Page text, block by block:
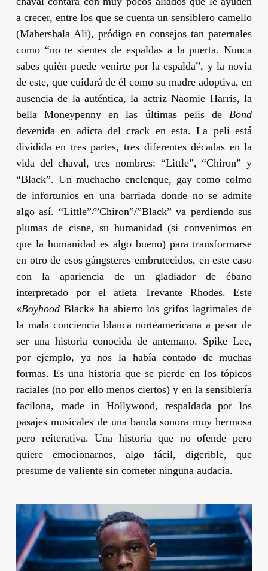
a crecer, entre los que se cuenta un sensiblero camello
(Mahershala Ali), pródigo en consejos tan paternales
como “no te sientes de espaldas a la puerta. Nunca
sabes quién puede venirte por la espalda”, y la novia
de este, que cuidará de él como su madre adoptiva, en
ausencia de la auténtica, la actrizNaomie Harris, la
bella Moneypenny en las últimas pelis de Bond
devenida en adicta del crack en esta. La peli está
dividida en tres partes, tres diferentes décadas en la
vida del chaval, tres nombres: “Little”, “Chiron” y
“Black”. Un muchacho enclenque, gay como colmo
de infortunios en una barriada donde no se admite
algo así. “Little”/”Chiron”/”Black” va perdiendo sus
plumas de cisne, su humanidad (si convenimos en
que la humanidad es algo bueno) para transformarse
en otro de esos gángsteres embrutecidos, en este caso
con la apariencia de un gladiador de ébano
interpretado por el atletaTrevante Rhodes. Este
«Boyhood Black» ha abierto los grifos lagrimales de
la mala conciencia blanca norteamericana a pesar de
ser una historia conocida de antemano. Spike Lee,
por ejemplo, ya nos la había contado de muchas
formas. Es una historia que se pierde en los tópicos
raciales (no por ello menos ciertos) y en la sensiblería
facilona, made in Hollywood, respaldada por los
pasajes musicales de una banda sonora muy hermosa
pero reiterativa. Una historia que no ofende pero
quiere emocionarnos, algo fácil, digerible, que
presume de valiente sin cometer ninguna audacia.